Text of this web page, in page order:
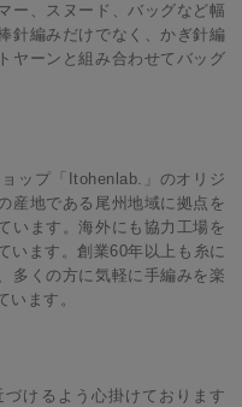
ー、スヌード、バッグなど幅
針編みだけでなく、かぎ針編
ヤーンと組み合わせてバッグ
ップ「Itohenlab.」のオリジ
産地である尾州地域に拠点を
います。海外にも協力工場を
います。創業60年以上も糸に
多くの方に気軽に手編みを楽
います。
けるよう心掛けております